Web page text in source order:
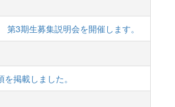
3期生募集説明会を開催します。
掲載しました。